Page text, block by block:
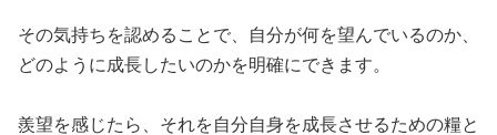
その気持ちを認めることで、自分が何を望んでいるのか、
どのように成長したいのかを明確にできます。
羨望を感じたら、それを自分自身を成長させるための糧と